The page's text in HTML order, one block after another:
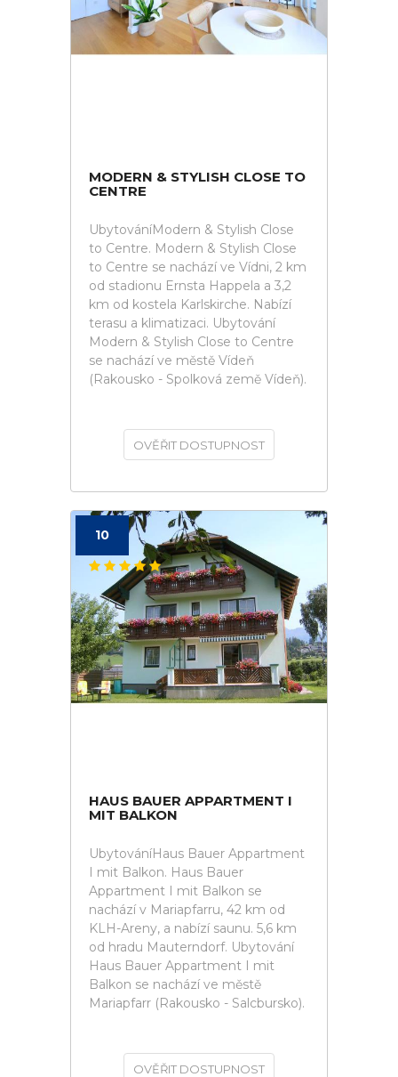
MODERN & STYLISH CLOSE TO
CENTRE
UbytováníModern & Stylish Close
to Centre. Modern & Stylish Close
to Centre se nachází ve Vídni, 2 km
od stadionu Ernsta Happela a 3,2
km od kostela Karlskirche. Nabízí
terasu a klimatizaci. Ubytování
Modern & Stylish Close to Centre
se nachází ve městě Vídeň
(Rakousko - Spolková země Vídeň).
OVĚŘIT DOSTUPNOST
10
HAUS BAUER APPARTMENT I
MIT BALKON
UbytováníHaus Bauer Appartment
I mit Balkon. Haus Bauer
Appartment I mit Balkon se
nachází v Mariapfarru, 42 km od
KLH-Areny, a nabízí saunu. 5,6 km
od hradu Mauterndorf. Ubytování
Haus Bauer Appartment I mit
Balkon se nachází ve městě
Mariapfarr (Rakousko - Salcbursko).
OVĚŘIT DOSTUPNOST